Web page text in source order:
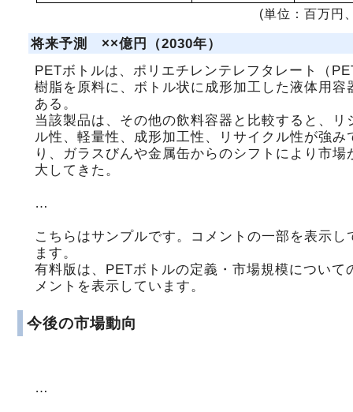
(単位：百万円
将来予測 ××億円（2030年）
PETボトルは、ポリエチレンテレフタレート（
樹脂を原料に、ボトル状に成形加工した液体用容
ある。
当該製品は、その他の飲料容器と比較すると、リ
ル性、軽量性、成形加工性、リサイクル性が強み
り、ガラスびんや金属缶からのシフトにより市場
大してきた。
…
こちらはサンプルです。コメントの一部を表示し
ます。
有料版は、PETボトルの定義・市場規模について
メントを表示しています。
今後の市場動向
…